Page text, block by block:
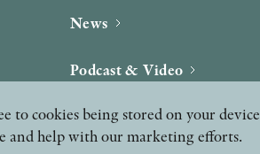
News
Podcast & Video
to cookies being stored on your
and help with our marketing efforts.